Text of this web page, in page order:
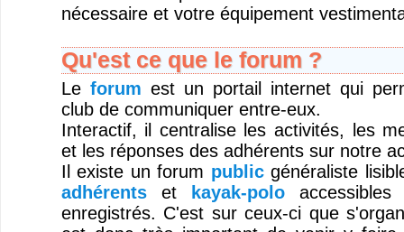
nécessaire et votre équipement
Qu'est ce que le forum ?
Le forum est un portail internet qui
club de communiquer entre-eux.
Interactif, il centralise les activités, les
et les réponses des adhérents sur notre
Il existe un forum publicgénéraliste
adhérentset kayak-poloaccessibles
enregistrés. C'est sur ceux-ci que